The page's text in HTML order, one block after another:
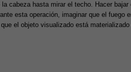
cabeza hasta mirar el techo. Hacer
esta operación, imaginar que el
el objeto visualizado está